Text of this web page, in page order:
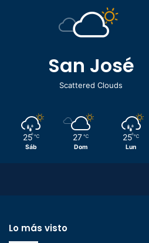
San José
Scattered Clouds
25 ℃
Sáb
27 ℃
Dom
25 ℃
Lun
Lo más visto